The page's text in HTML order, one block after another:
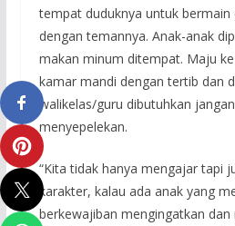
tempat duduknya untuk bermain
dengan temannya. Anak-anak
makan minum ditempat. Maju
kamar mandi dengan tertib dan
walikelas/guru dibutuhkan
menyepelekan.
“Kita tidak hanya mengajar tapi
karakter, kalau ada anak yang
berkewajiban mengingatkan